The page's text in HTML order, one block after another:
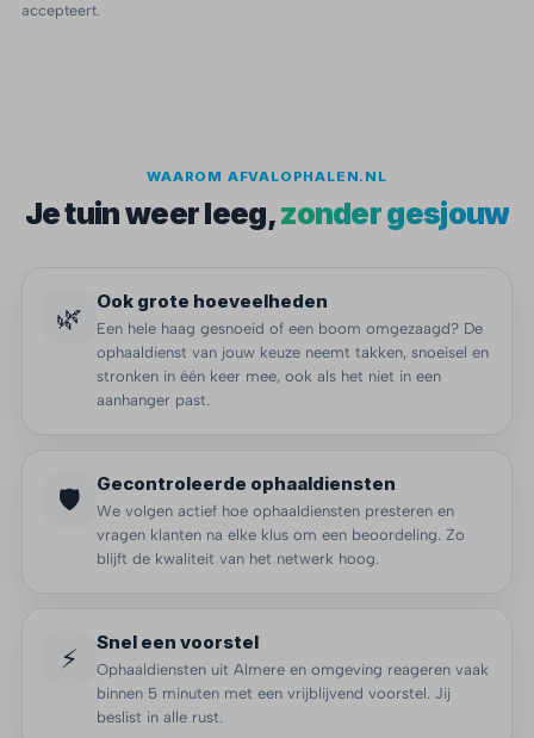
accepteert.
WAAROM AFVALOPHALEN.NL
Je tuin weer leeg,zonder gesjouw
🌿 Ook grote hoeveelheden
Een hele haag gesnoeid of een boom omgezaagd? De
ophaaldienst van jouw keuze neemt takken, snoeisel en
stronken in één keer mee, ook als het niet in een
aanhanger past.
🛡️ Gecontroleerde ophaaldiensten
We volgen actief hoe ophaaldiensten presteren en
vragen klanten na elke klus om een beoordeling. Zo
blijft de kwaliteit van het netwerk hoog.
⚡ Snel een voorstel
Ophaaldiensten uit Almere en omgeving reageren vaak
binnen 5 minuten met een vrijblijvend voorstel. Jij
beslist in alle rust.